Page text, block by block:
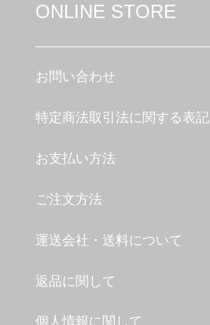
ONLINE STORE
お問い合わせ
特定商法取引法に関する表記
お支払い方法
ご注文方法
運送会社・送料について
返品に関して
個人情報に関して